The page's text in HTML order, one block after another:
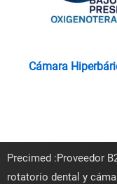
Cámara
Precimed :Proveedor
rotatorio dental y